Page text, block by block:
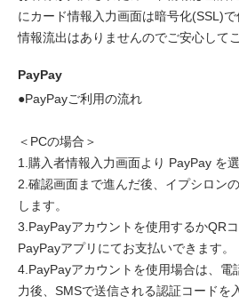
にカード情報入力画面は暗号化(SSL)で
情報流出はありませんのでご安心して
PayPay
●PayPayご利用の流れ
＜PCの場合＞
1.購入者情報入力画面より PayPay を
2.確認画面まで進んだ後、イプシロン
します。
3.PayPayアカウントを使用するかQR
PayPayアプリにてお支払いできます。
4.PayPayアカウントを使用場合は、電
力後、SMSで送信される認証コードを